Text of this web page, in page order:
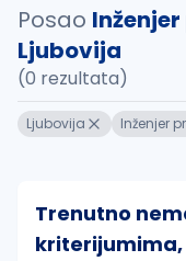
Posao
Ljubovija
(0 rezultata)
Ljubovija Inženjer
Trenutno
kriterijumima,